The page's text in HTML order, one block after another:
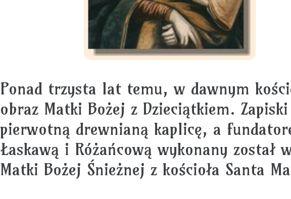
Ponad trzysta lat temu, w dawnym
obraz Matki Bożej z Dzieciątkiem.
pierwotną drewnianą kaplicę, a
Łaskawą i Różańcową wykonany został
Matki Bożej Śnieżnej z kościoła Santa